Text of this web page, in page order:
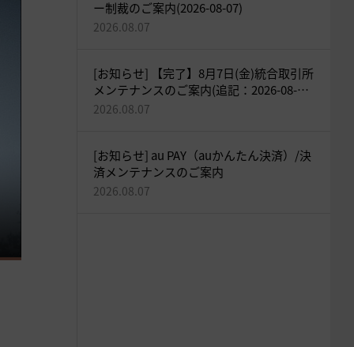
ー制裁のご案内(2026-08-07)
2026.08.07
[お知らせ] 【完了】8月7日(金)統合取引所
メンテナンスのご案内(追記：2026-08-07
18:05)
2026.08.07
[お知らせ] au PAY（auかんたん決済）/決
済メンテナンスのご案内
2026.08.07